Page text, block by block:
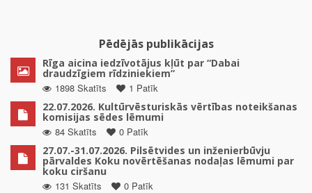
Pēdējās publikācijas
Rīga aicina iedzīvotājus kļūt par “Dabai
draudzīgiem rīdziniekiem”
1898 Skatīts
1 Patīk
22.07.2026. Kultūrvēsturiskās vērtības noteikšanas
komisijas sēdes lēmumi
84 Skatīts
0 Patīk
27.07.-31.07.2026. Pilsētvides un inženierbūvju
pārvaldes Koku novērtēšanas nodaļas lēmumi par
koku ciršanu
131 Skatīts
0 Patīk